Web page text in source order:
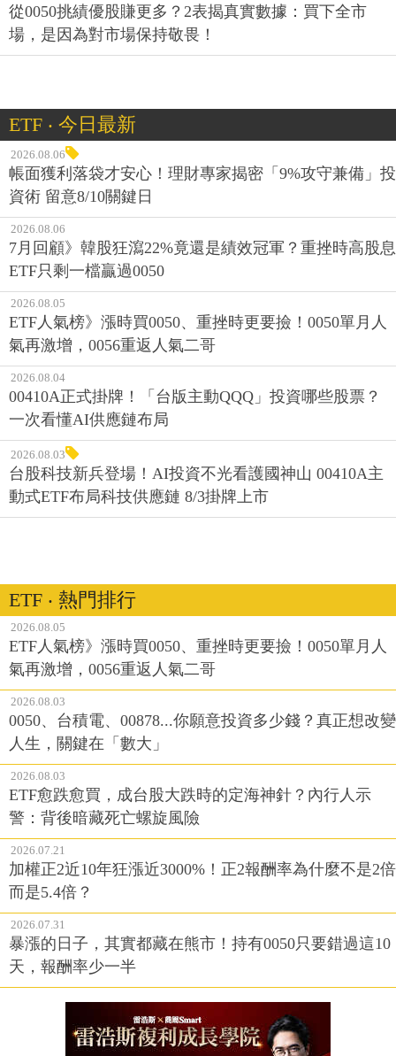
從0050挑績優股賺更多？2表揭真實數據：買下全市
場，是因為對市場保持敬畏！
ETF ‧ 今日最新
2026.08.06
帳面獲利落袋才安心！理財專家揭密「9%攻守兼備」投
資術 留意8/10關鍵日
2026.08.06
7月回顧》韓股狂瀉22%竟還是績效冠軍？重挫時高股息
ETF只剩一檔贏過0050
2026.08.05
ETF人氣榜》漲時買0050、重挫時更要撿！0050單月人
氣再激增，0056重返人氣二哥
2026.08.04
00410A正式掛牌！「台版主動QQQ」投資哪些股票？
一次看懂AI供應鏈布局
2026.08.03
台股科技新兵登場！AI投資不光看護國神山 00410A主
動式ETF布局科技供應鏈 8/3掛牌上市
ETF ‧ 熱門排行
2026.08.05
ETF人氣榜》漲時買0050、重挫時更要撿！0050單月人
氣再激增，0056重返人氣二哥
2026.08.03
0050、台積電、00878...你願意投資多少錢？真正想改變
人生，關鍵在「數大」
2026.08.03
ETF愈跌愈買，成台股大跌時的定海神針？內行人示
警：背後暗藏死亡螺旋風險
2026.07.21
加權正2近10年狂漲近3000%！正2報酬率為什麼不是2倍
而是5.4倍？
2026.07.31
暴漲的日子，其實都藏在熊市！持有0050只要錯過這10
天，報酬率少一半